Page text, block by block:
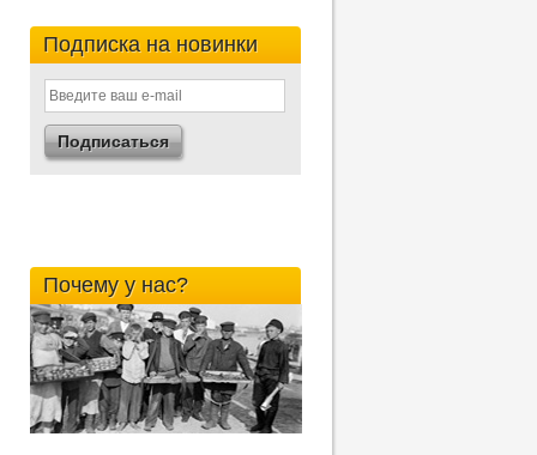
Подписка на новинки
Почему у нас?